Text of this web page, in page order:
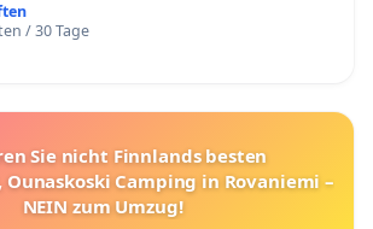
/ 30 Tage
Sie nicht Finnlands besten
Camping in Rovaniemi –
NEIN zum Umzug!